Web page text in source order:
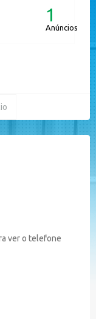
1
Anúncios
ver o telefone